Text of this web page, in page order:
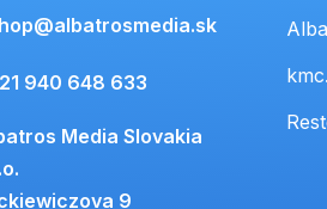
940 648 633
Media Slovakia
9